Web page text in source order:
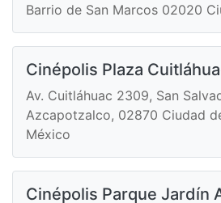
Barrio de San Marcos 02020
Cinépolis Plaza
Av. Cuitláhuac 2309, San
Azcapotzalco, 02870 Ciudad
México
Cinépolis Parque Jardín